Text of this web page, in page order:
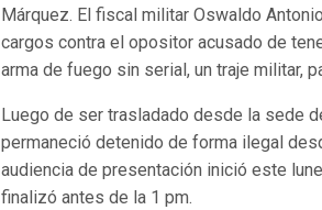
Márquez. El fiscal militar Oswaldo
cargos contra el opositor acusado de
arma de fuego sin serial, un traje militar,
Luego de ser trasladado desde la sede
permaneció detenido de forma ilegal
audiencia de presentación inició este
finalizó antes de la 1 pm.